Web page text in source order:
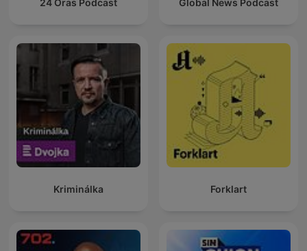
24 Oras Podcast Global News Podcast
Kriminálka Forklart